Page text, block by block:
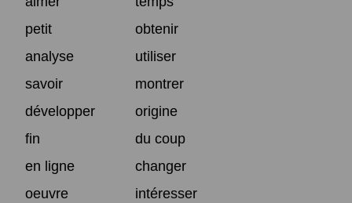
petit
obtenir
analyse
utiliser
savoir
montrer
développer
origine
fin
du coup
en ligne
changer
oeuvre
intéresser